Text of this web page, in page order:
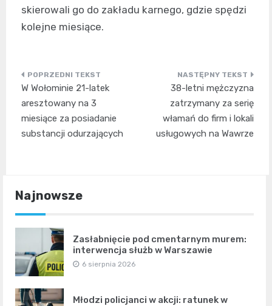
skierowali go do zakładu karnego, gdzie spędzi
kolejne miesiące.
Nawigacja
wpisu
W Wołominie 21-latek
aresztowany na 3
miesiące za posiadanie
substancji odurzających
38-letni mężczyzna
zatrzymany za serię
włamań do firm i lokali
usługowych na Wawrze
Najnowsze
Zasłabnięcie pod cmentarnym murem:
interwencja służb w Warszawie
6 sierpnia 2026
Młodzi policjanci w akcji: ratunek w